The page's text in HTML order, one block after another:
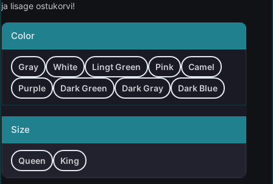
ja lisage ostukorvi!
Color
Gray White Lingt Green Pink Camel
Purple Dark Green Dark Gray Dark Blue
Size
Queen King